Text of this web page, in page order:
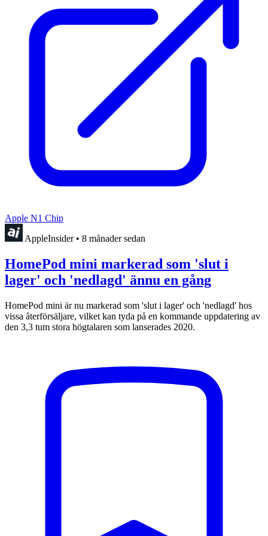
Apple N1 Chip
AppleInsider • 8 månader sedan
HomePod mini markerad som 'slut i
lager' och 'nedlagd' ännu en gång
HomePod mini är nu markerad som 'slut i lager' och 'nedlagd' hos
vissa återförsäljare, vilket kan tyda på en kommande uppdatering av
den 3,3 tum stora högtalaren som lanserades 2020.